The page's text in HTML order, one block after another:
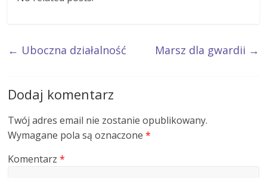
← Uboczna działalność Marsz dla gwardii →
Dodaj komentarz
Twój adres email nie zostanie opublikowany.
Wymagane pola są oznaczone*
Komentarz*